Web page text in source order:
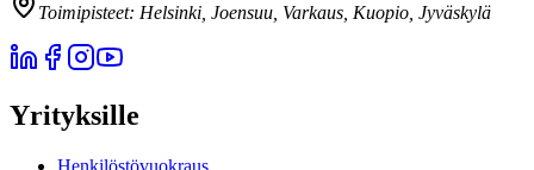
Toimipisteet: Helsinki, Joensuu, Varkaus, Kuopio, Jyväskylä
Yrityksille
Henkilöstövuokraus